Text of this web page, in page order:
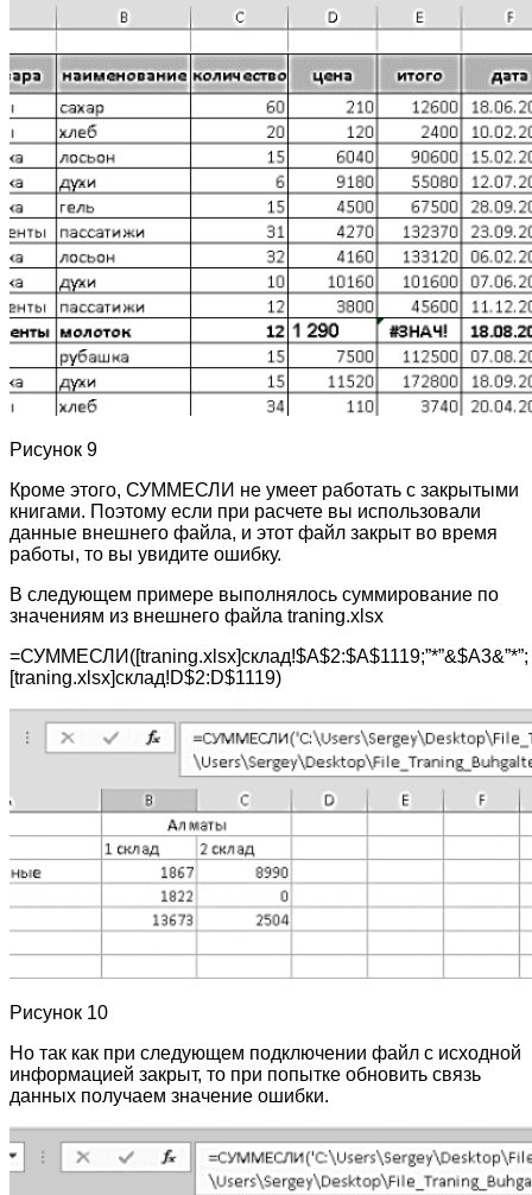
Рисунок 9
Кроме этого, СУММЕСЛИ не умеет работать с закрытыми
книгами. Поэтому если при расчете вы использовали
данные внешнего файла, и этот файл закрыт во время
работы, то вы увидите ошибку.
В следующем примере выполнялось суммирование по
значениям из внешнего файла traning.xlsx
=СУММЕСЛИ([traning.xlsx]склад!$A$2:$A$1119;”*”&$A3&”*”;
[traning.xlsx]склад!D$2:D$1119)
Рисунок 10
Но так как при следующем подключении файл с исходной
информацией закрыт, то при попытке обновить связь
данных получаем значение ошибки.